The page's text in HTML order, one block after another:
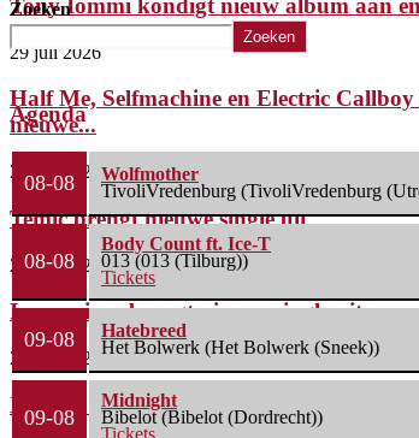
Tony Iommi kondigt nieuw album aan
29 juli 2026
Half Me, Selfmachine en Electric Callboy
nieuwe...
29 juli 2026
Temic brengt nieuwe single uit
28 juli 2026
Insomnium brengt nieuwe single uit
27 juli 2026
Xskull8 lanceert nieuwe single
Zoeken
Zoeken
Agenda
08-08
Wolfmother
TivoliVredenburg (TivoliVredenburg
08-08
Body Count ft. Ice-T
013 (013 (Tilburg))
Tickets
09-08
Hatebreed
Het Bolwerk (Het Bolwerk (Sneek))
09-08
Midnight
Bibelot (Bibelot (Dordrecht))